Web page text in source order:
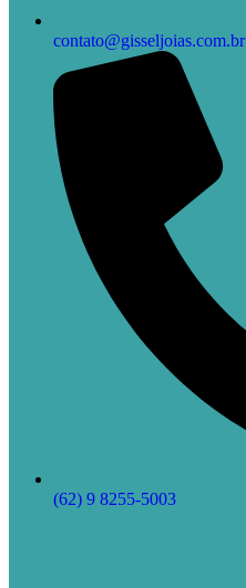
contato@gisseljoias.com.br
(62) 9 8255-5003